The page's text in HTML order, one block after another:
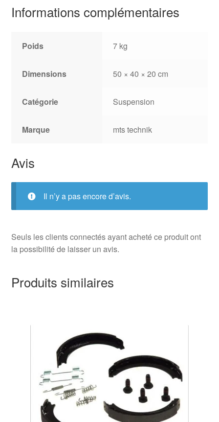
Informations complémentaires
Poids 7 kg
Dimensions 50 × 40 × 20 cm
Catégorie Suspension
Marque mts technik
Avis
Il n’y a pas encore d’avis.
Seuls les clients connectés ayant acheté ce produit ont
la possibilité de laisser un avis.
Produits similaires